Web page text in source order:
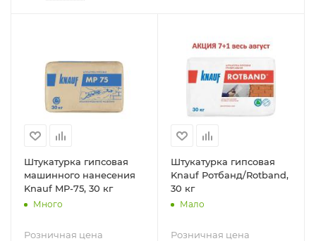
Штукатурка гипсовая
машинного нанесения
Knauf MP-75, 30 кг
Много
Розничная цена
Штукатурка гипсовая
Knauf Ротбанд/Rotband,
30 кг
Мало
Розничная цена